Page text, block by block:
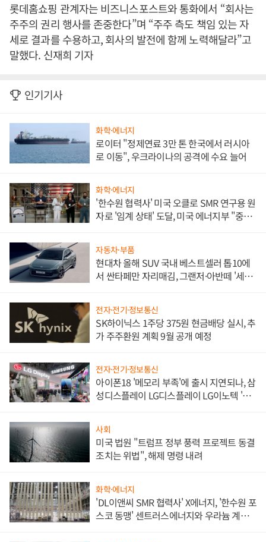
롯데홈쇼핑 관계자는 비즈니스포스트와 통화에서 “회사는
주주의 권리 행사를 존중한다”며 “주주 측도 책임 있는 자
세로 결과를 수용하고, 회사의 발전에 함께 노력해달라”고
말했다. 신재희 기자
인기기사
화학·에너지
로이터 "정제연료 3만 톤 한국에서 러시아
로 이동", 우크라이나의 공격에 수요 늘어
화학·에너지
'한수원 협력사' 미국 오클로 SMR 연구용 원
자로 '임계 상태' 도달, 미국 에너지부 "중요
자동차·부품
현대차 올해 SUV 국내 베스트셀러 톱10에
서 싼타페만 자리매김, 그랜저·아반떼 '세단
전자·전기·정보통신
SK하이닉스 1주당 375원 현금배당 실시, 추
가 주주환원 계획 9월 공개 예정
전자·전기·정보통신
아이폰18 '메모리 부족'에 출시 지연되나, 삼
성디스플레이 LG디스플레이 LG이노텍 '탈
사회
미국 법원 "트럼프 정부 풍력 프로젝트 동결
조치는 위법", 해제 명령 내려
화학·에너지
'DL이앤씨 SMR 협력사' X에너지, '한수원 포
스코 동맹' 센트러스에너지와 우라늄 계약